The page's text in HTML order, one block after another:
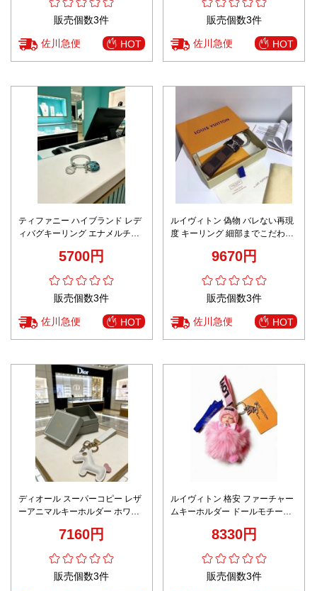
販売個数3件
佐川急便 HOT
販売個数3件
佐川急便 HOT
ティファニー ハイブランド レデ
ィバグキーリング エナメルチャ
5700円
販売個数3件
佐川急便 HOT
ルイヴィトン 偽物 バレない再現
度 キーリング 細部までこだわっ
9670円
販売個数3件
佐川急便 HOT
ディオール スーパーコピー レザ
ーアニマルキーホルダー ホワイ
7160円
販売個数3件
ルイヴィトン 格安 ファーチャー
ムキーホルダー ドールモチーフ
8330円
販売個数3件